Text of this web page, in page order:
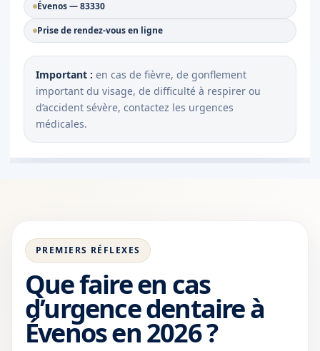
Évenos — 83330
Prise de rendez-vous en ligne
Important : en cas de fièvre, de gonflement
important du visage, de difficulté à respirer ou
d’accident sévère, contactez les urgences
médicales.
PREMIERS RÉFLEXES
Que faire en cas
d’urgence dentaire à
Évenos en 2026 ?